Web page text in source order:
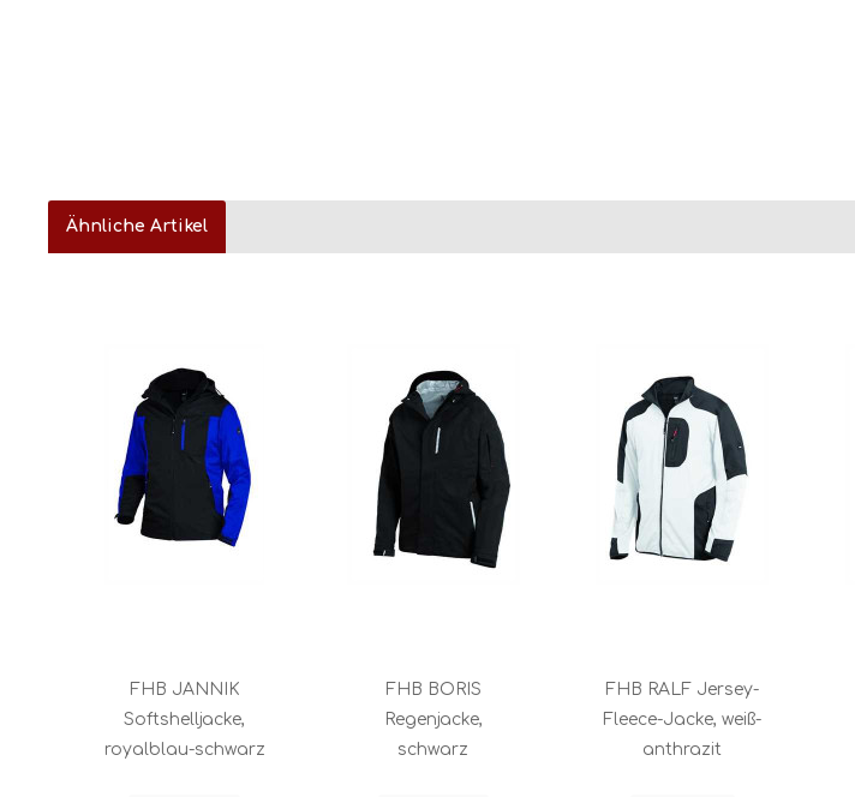
Ähnliche Artikel
FHB JANNIK
Softshelljacke,
royalblau-schwarz
FHB BORIS
Regenjacke,
schwarz
FHB RALF Jersey-
Fleece-Jacke, weiß-
anthrazit